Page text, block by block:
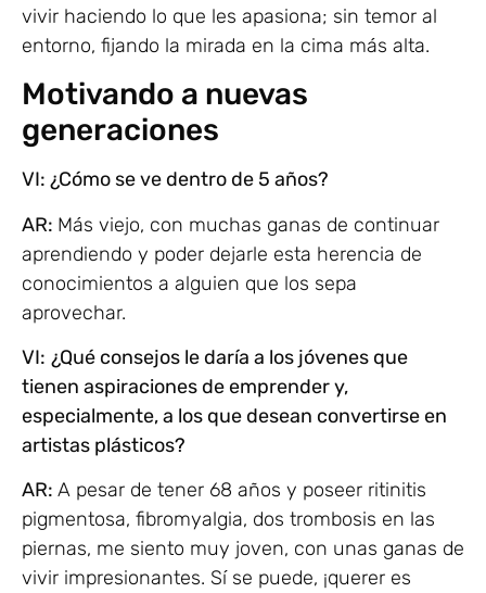
vivir haciendo lo que les apasiona; sin temor al
entorno, fijando la mirada en la cima más alta.
Motivando a nuevas
generaciones
VI: ¿Cómo se ve dentro de 5 años?
AR: Más viejo, con muchas ganas de continuar
aprendiendo y poder dejarle esta herencia de
conocimientos a alguien que los sepa
aprovechar.
VI: ¿Qué consejos le daría a los jóvenes que
tienen aspiraciones de emprender y,
especialmente, a los que desean convertirse en
artistas plásticos?
AR: A pesar de tener 68 años y poseer ritinitis
pigmentosa, fibromyalgia, dos trombosis en las
piernas, me siento muy joven, con unas ganas de
vivir impresionantes. Sí se puede, ¡querer es